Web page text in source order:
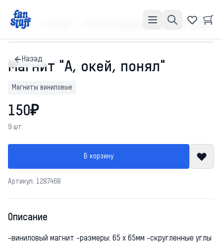
Главная Магнит "А, окей, понял"
Назад
Магнит "А, окей, понял"
Магниты виниловые
150₽
9 шт.
В корзину
Артикул: 1287468
Описание
-виниловый магнит -размеры: 65 х 65мм -скругленные углы